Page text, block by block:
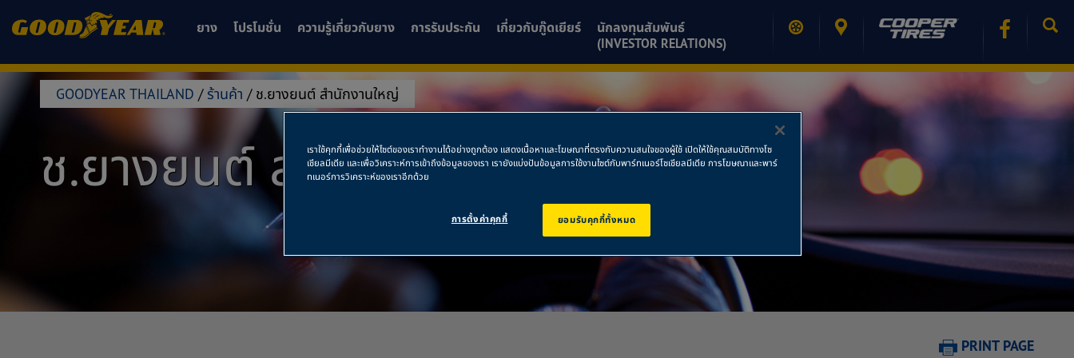
ยาง โปรโมชั่น ความรู้เกี่ยวกับยาง การรับประกัน เกี่ยวกับกู๊ดเยียร์
นักลงทุนสัมพันธ์
(INVESTOR RELATIONS)
GOODYEAR THAILAND / ร้านค้า / ช.ยางยนต์ สำนักงานใหญ่
ช.ยางยนต์ สำนักงานใหญ่
PRINT PAGE
เราใช้คุกกี้เพื่อช่วยให้ไซต์ของเราทำงานได้อย่างถูกต้อง แสดงเนื้อหาและโฆษณาที่ตรงกับความสนใจของผู้ใช้ เปิดให้ใช้คุณสมบัติทางโซ
เชียลมีเดีย และเพื่อวิเคราะห์การเข้าถึงข้อมูลของเรา เรายังแบ่งปันข้อมูลการใช้งานไซต์กับพาร์ทเนอร์โซเชียลมีเดีย การโฆษณาและพาร์
ทเนอร์การวิเคราะห์ของเราอีกด้วย
ยอมรับคุกกี้ทั้งหมด
การตั้งค่าคุกกี้